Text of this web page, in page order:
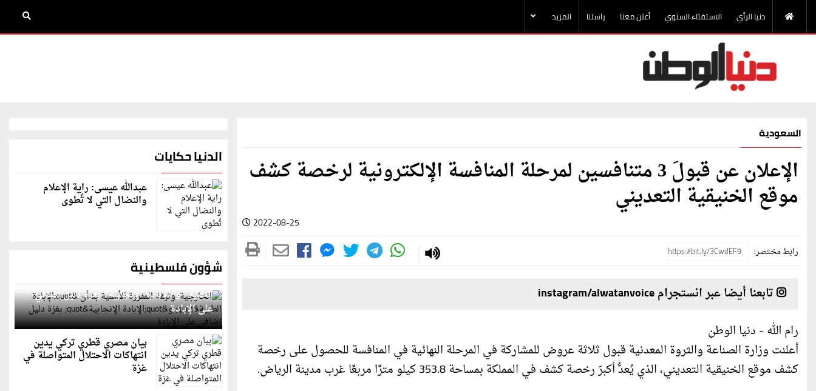
دنيا الرأي الاستفتاء السنوي أعلن معنا راسلنا المزيد
السعودية
الإعلان عن قبولَ 3 متنافسين لمرحلة المنافسة الإلكترونية لرخصة كشف
موقع الخنيقية التعديني
2022-08-25
رابط مختصر:
تابعنا أيضا عبر انستجرام instagram/alwatanvoice
رام الله - دنيا الوطن
أعلنت وزارة الصناعة والثروة المعدنية قبول ثلاثة عروض للمشاركة في المرحلة النهائية في المنافسة للحصول على رخصة
كشف موقع الخنيقية التعديني، الذي يُعدُّ أكبرَ رخصة كشف في المملكة بمساحة 353.8 كيلو مترًا مربعًا غرب مدينة الرياض.
الدنيا حكايات
عبدالله عيسى: راية الإعلام
والنضال التي لا تُطوى
شؤون فلسطينية
الخارجية: وثيقة المقررة الأممية بشأن "الإبادة
الطبية" و"الإبادة الإنجابية" بغزة دليل إضافي
على الإبادة
بيان مصري قطري تركي يدين
انتهاكات الاحتلال المتواصلة في
غزة